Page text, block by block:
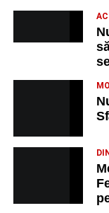
Trupa de
Ora 20.30– Parcul
„Străjerii
JOI, 27
Grădina
Raica”